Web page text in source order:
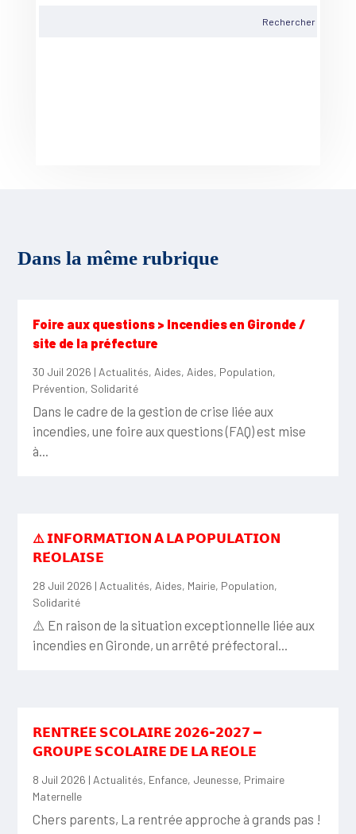
Dans la même rubrique
Foire aux questions > Incendies en Gironde /
site de la préfecture
30 Juil 2026 | Actualités, Aides, Aides, Population,
Prévention, Solidarité
Dans le cadre de la gestion de crise liée aux
incendies, une foire aux questions (FAQ) est mise
à...
⚠️ 𝗜𝗡𝗙𝗢𝗥𝗠𝗔𝗧𝗜𝗢𝗡 𝗔̀ 𝗟𝗔 𝗣𝗢𝗣𝗨𝗟𝗔𝗧𝗜𝗢𝗡
𝗥𝗘́𝗢𝗟𝗔𝗜𝗦𝗘
28 Juil 2026 | Actualités, Aides, Mairie, Population,
Solidarité
⚠️ En raison de la situation exceptionnelle liée aux
incendies en Gironde, un arrêté préfectoral...
𝗥𝗘𝗡𝗧𝗥𝗘́𝗘 𝗦𝗖𝗢𝗟𝗔𝗜𝗥𝗘 𝟮𝟬𝟮𝟲-𝟮𝟬𝟮𝟳 —
𝗚𝗥𝗢𝗨𝗣𝗘 𝗦𝗖𝗢𝗟𝗔𝗜𝗥𝗘 𝗗𝗘 𝗟𝗔 𝗥𝗘́𝗢𝗟𝗘
8 Juil 2026 | Actualités, Enfance, Jeunesse, Primaire
Maternelle
Chers parents, La rentrée approche à grands pas !